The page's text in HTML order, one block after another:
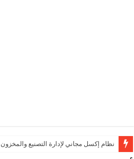
نظام إكسل مجاني لإدارة التصنيع